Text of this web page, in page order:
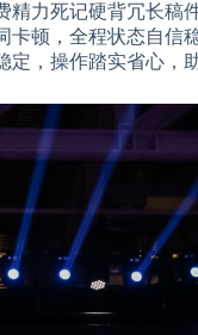
力死记硬背冗长稿
顿，全程状态自信
，操作踏实省心，